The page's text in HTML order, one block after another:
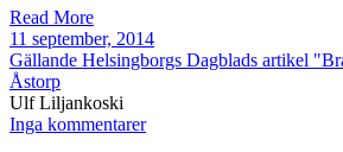
Read More
11 september, 2014
Gällande Helsingborgs Dagblads artikel
Åstorp
Ulf Liljankoski
Inga kommentarer